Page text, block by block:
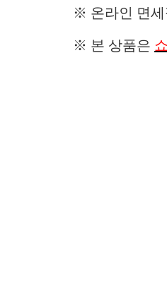
※ 온라인 면세
※ 본 상품은